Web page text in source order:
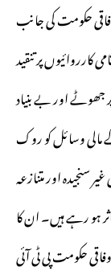
حکومت کی جانب
کارروائیوں پر تنقید
اور بے بنیاد
وسائل کو روک
سنجیدہ اور متنازعہ
ہو رہے ہیں۔ ان کا
حکومت پی ٹی آئی